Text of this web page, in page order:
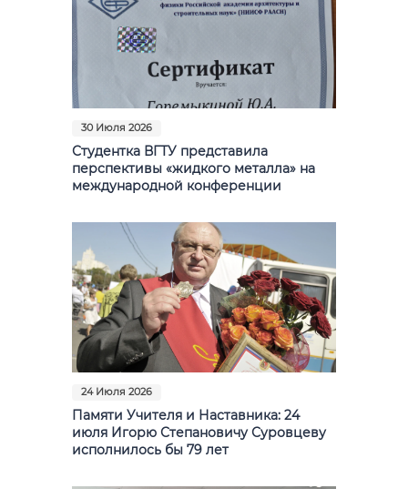
30 Июля 2026
Студентка ВГТУ представила
перспективы «жидкого металла» на
международной конференции
24 Июля 2026
Памяти Учителя и Наставника: 24
июля Игорю Степановичу Суровцеву
исполнилось бы 79 лет